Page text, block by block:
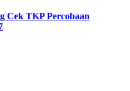
Cek TKP Percobaan